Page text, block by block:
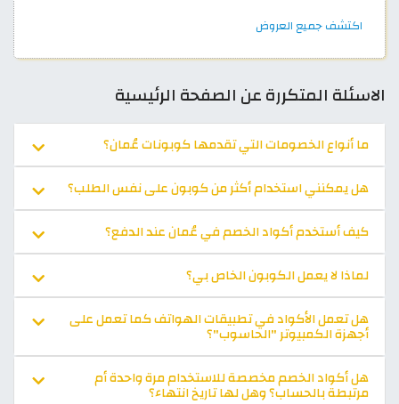
اكتشف جميع العروض
الاسئلة المتكررة عن الصفحة الرئيسية
ما أنواع الخصومات التي تقدمها كوبونات عُمان؟
هل يمكنني استخدام أكثر من كوبون على نفس الطلب؟
كيف أستخدم أكواد الخصم في عُمان عند الدفع؟
لماذا لا يعمل الكوبون الخاص بي؟
هل تعمل الأكواد في تطبيقات الهواتف كما تعمل على
أجهزة الكمبيوتر "الحاسوب"؟
هل أكواد الخصم مخصصة للاستخدام مرة واحدة أم
مرتبطة بالحساب؟ وهل لها تاريخ انتهاء؟